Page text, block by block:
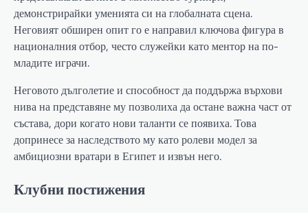
демонстрирайки уменията си на глобалната сцена.
Неговият обширен опит го е направил ключова фигура в
националния отбор, често служейки като ментор на по-
младите играчи.
Неговото дълголетие и способност да поддържа върхови
нива на представяне му позволиха да остане важна част от
състава, дори когато нови таланти се появиха. Това
допринесе за наследството му като ролеви модел за
амбициозни вратари в Египет и извън него.
Клубни постижения